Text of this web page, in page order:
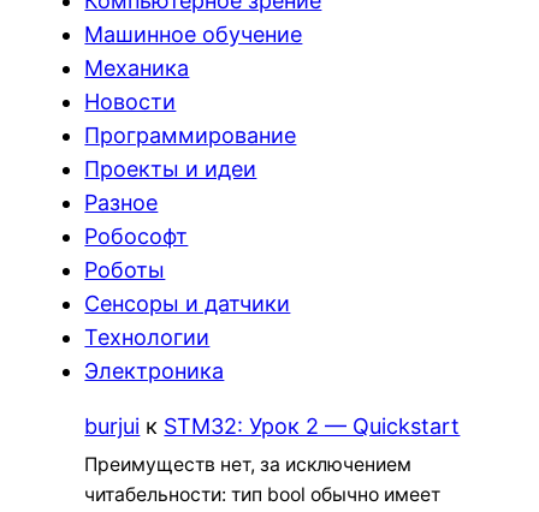
Машинное обучение
Механика
Новости
Программирование
Проекты и идеи
Разное
Робософт
Роботы
Сенсоры и датчики
Технологии
Электроника
burjui к STM32: Урок 2 — Quickstart
Преимуществ нет, за исключением
читабельности: тип bool обычно имеет